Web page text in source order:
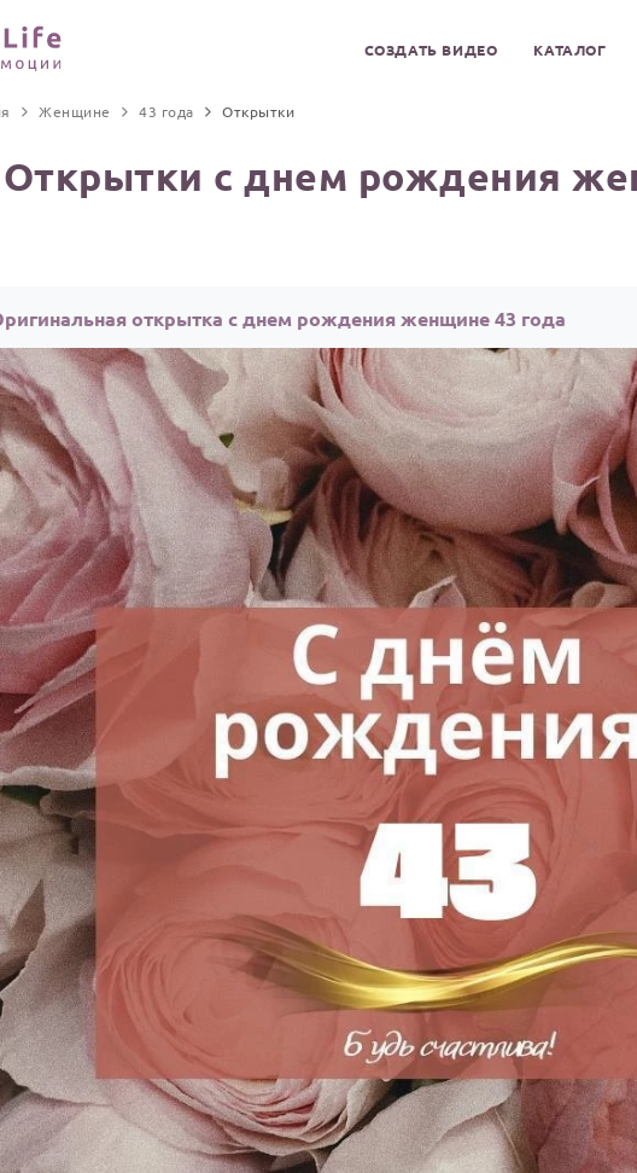
СОЗДАТЬ ВИДЕО КАТАЛОГ
Женщине 43 года Открытки
Открытки с днем рождения
открытка с днем рождения женщине 43 года